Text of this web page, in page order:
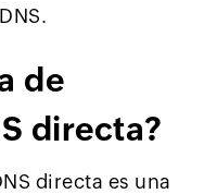
de
directa?
directa es una